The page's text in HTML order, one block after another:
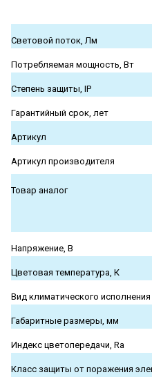
Световой поток, Лм
Потребляемая мощность, Вт
Степень защиты, IP
Гарантийный срок, лет
Артикул
Артикул производителя
Товар аналог
Напряжение, В
Цветовая температура, К
Вид климатического исполнения
Габаритные размеры, мм
Индекс цветопередачи, Ra
Класс защиты от поражения